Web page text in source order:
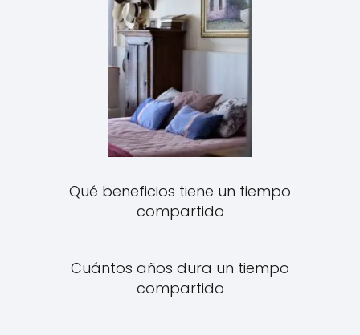
Qué beneficios tiene un tiempo
compartido
Cuántos años dura un tiempo
compartido